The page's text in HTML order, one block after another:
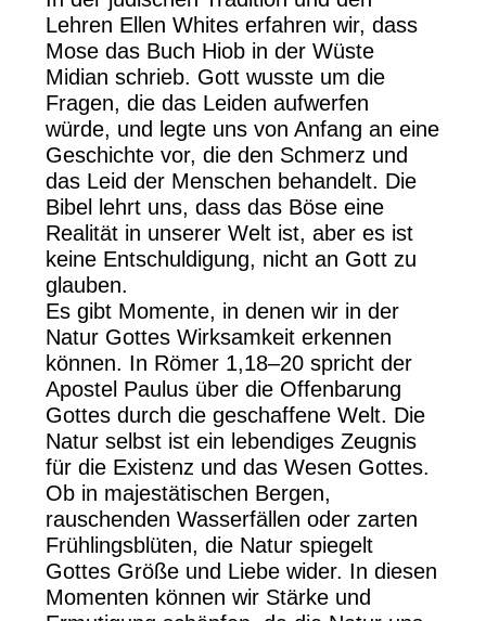
Lehren Ellen Whites erfahren wir, dass
Mose das Buch Hiob in der Wüste
Midian schrieb. Gott wusste um die
Fragen, die das Leiden aufwerfen
würde, und legte uns von Anfang an eine
Geschichte vor, die den Schmerz und
das Leid der Menschen behandelt. Die
Bibel lehrt uns, dass das Böse eine
Realität in unserer Welt ist, aber es ist
keine Entschuldigung, nicht an Gott zu
glauben.
Es gibt Momente, in denen wir in der
Natur Gottes Wirksamkeit erkennen
können. In Römer 1,18–20 spricht der
Apostel Paulus über die Offenbarung
Gottes durch die geschaffene Welt. Die
Natur selbst ist ein lebendiges Zeugnis
für die Existenz und das Wesen Gottes.
Ob in majestätischen Bergen,
rauschenden Wasserfällen oder zarten
Frühlingsblüten, die Natur spiegelt
Gottes Größe und Liebe wider. In diesen
Momenten können wir Stärke und